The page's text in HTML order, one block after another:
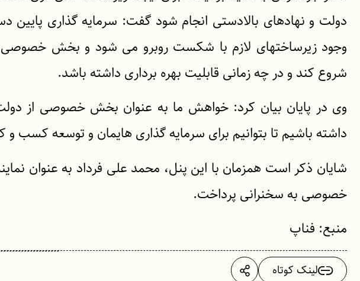
دولت و نهادهای بالادستی انجام شود گفت: سرمایه گذاری
وجود زیرساختهای لازم با شکست روبرو می شود و بخش خصوصی
شروع کند و در چه زمانی قابلیت بهره برداری داشته باشد.
وی در پایان بیان کرد: خواهش ما به عنوان بخش خصوصی از
داشته باشیم تا بتوانیم برای سرمایه گذاری هایمان و توسعه کسب و
شایان ذکر است همزمان با این پنل، محمد علی فرداد به عنوان
خصوصی به سخنرانی پرداخت.
منبع: فناپ
لینک کوتاه